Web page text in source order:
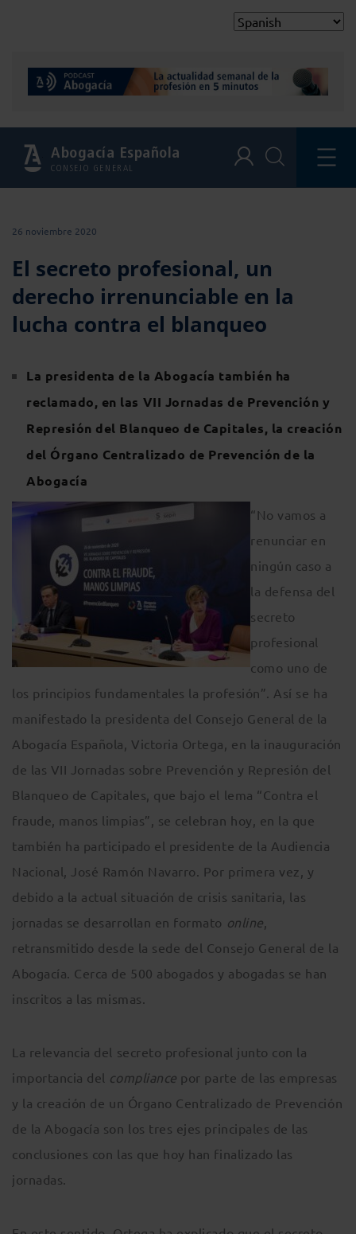
Abogacía Española
CONSEJO GENERAL
26 noviembre 2020
El secreto profesional, un
derecho irrenunciable en la
lucha contra el blanqueo
La presidenta de la Abogacía también ha
reclamado, en las VII Jornadas de Prevención y
Represión del Blanqueo de Capitales, la creación
del Órgano Centralizado de Prevención de la
Abogacía
“No vamos a
renunciar en
ningún caso a
la defensa del
secreto
profesional
como uno de
los principios fundamentales la profesión”. Así se ha
manifestado la presidenta del Consejo General de la
Abogacía Española, Victoria Ortega, en la inauguración
de las VII Jornadas sobre Prevención y Represión del
Blanqueo de Capitales, que bajo el lema “Contra el
fraude, manos limpias”, se celebran hoy, en la que
también ha participado el presidente de la Audiencia
Nacional, José Ramón Navarro. Por primera vez, y
debido a la actual situación de crisis sanitaria, las
jornadas se desarrollan en formato online,
retransmitido desde la sede del Consejo General de la
Abogacía. Cerca de 500 abogados y abogadas se han
inscritos a las mismas.
La relevancia del secreto profesional junto con la
importancia del compliance por parte de las empresas
y la creación de un Órgano Centralizado de Prevención
de la Abogacía son los tres ejes principales de las
conclusiones con las que hoy han finalizado las
jornadas.